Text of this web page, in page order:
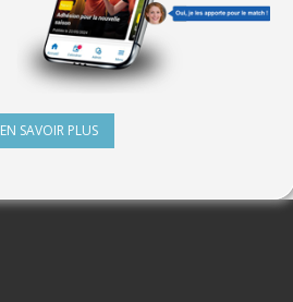
EN SAVOIR PLUS